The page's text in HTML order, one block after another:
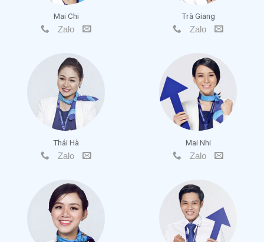
Mai Chi
Zalo
Trà Giang
Zalo
Thái Hà
Zalo
Mai Nhi
Zalo